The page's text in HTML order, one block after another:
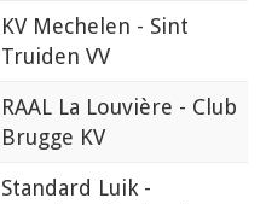
KV Mechelen - Sint
Truiden VV
RAAL La Louvière - Club
Brugge KV
Standard Luik -